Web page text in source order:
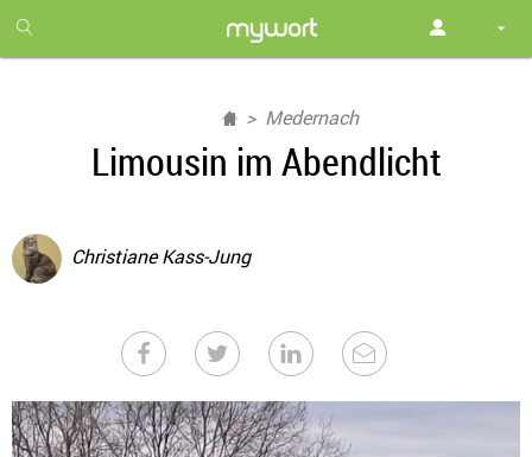
month
free
Medernach
Limousin im Abendlicht
Christiane Kass-Jung